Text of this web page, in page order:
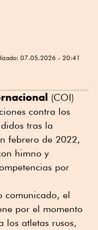
07.05.2026 - 20:41
(COI)
contra los
tras la
febrero de 2022,
himno y
por
comunicado, el
por el momento
los atletas rusos,